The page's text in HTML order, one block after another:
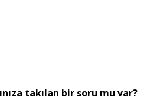
takılan bir soru mu var?